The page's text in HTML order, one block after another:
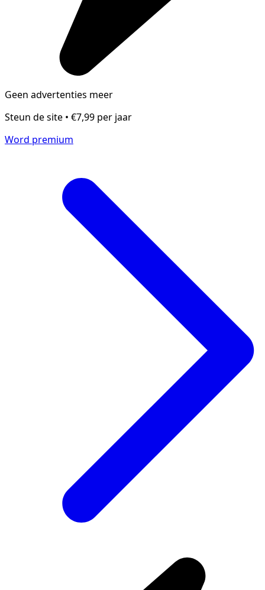
Geen advertenties meer
Steun de site • €7,99 per jaar
Word premium